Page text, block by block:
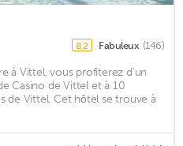
8,2 Fabuleux (146)
à Vittel, vous profiterez d'un
Casino de Vittel et à 10
de Vittel. Cet hôtel se trouve à